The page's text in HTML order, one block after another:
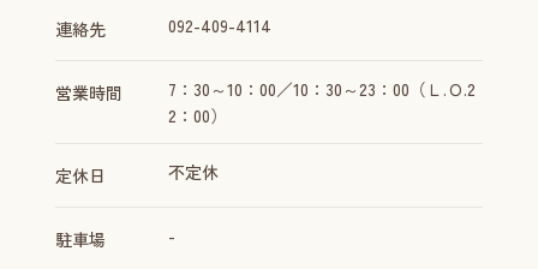
連絡先 092-409-4114
営業時間
7：30～10：00／10：30～23：00（Ｌ.Ｏ.2
2：00）
定休日 不定休
駐車場 -